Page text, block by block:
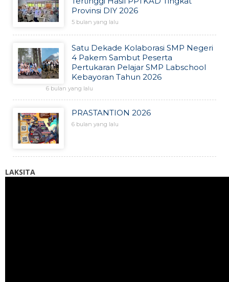
Provinsi DIY 2026
5 bulan yang lalu
Satu Dekade Kolaborasi SMP Negeri
4 Pakem Sambut Peserta
Pertukaran Pelajar SMP Labschool
Kebayoran Tahun 2026
6 bulan yang lalu
PRASTANTION 2026
6 bulan yang lalu
LAKSITA